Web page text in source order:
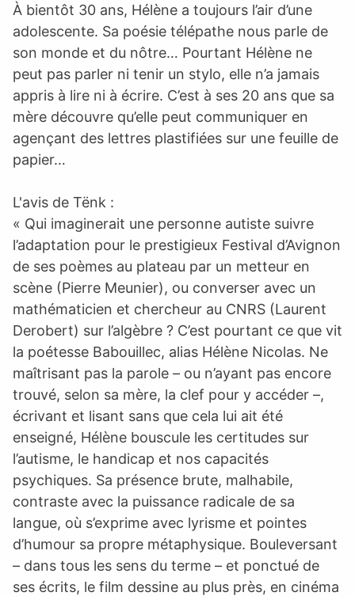
À bientôt 30 ans, Hélène a toujours l’air d’une
adolescente. Sa poésie télépathe nous parle de
son monde et du nôtre… Pourtant Hélène ne
peut pas parler ni tenir un stylo, elle n’a jamais
appris à lire ni à écrire. C’est à ses 20 ans que sa
mère découvre qu’elle peut communiquer en
agençant des lettres plastifiées sur une feuille de
papier…
L'avis de Tënk :
« Qui imaginerait une personne autiste suivre
l’adaptation pour le prestigieux Festival d’Avignon
de ses poèmes au plateau par un metteur en
scène (Pierre Meunier), ou converser avec un
mathématicien et chercheur au CNRS (Laurent
Derobert) sur l’algèbre ? C’est pourtant ce que vit
la poétesse Babouillec, alias Hélène Nicolas. Ne
maîtrisant pas la parole – ou n’ayant pas encore
trouvé, selon sa mère, la clef pour y accéder –,
écrivant et lisant sans que cela lui ait été
enseigné, Hélène bouscule les certitudes sur
l’autisme, le handicap et nos capacités
psychiques. Sa présence brute, malhabile,
contraste avec la puissance radicale de sa
langue, où s’exprime avec lyrisme et pointes
d’humour sa propre métaphysique. Bouleversant
– dans tous les sens du terme – et ponctué de
ses écrits, le film dessine au plus près, en cinéma